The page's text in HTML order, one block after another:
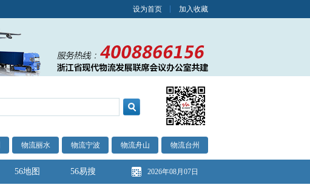
设为首页 加入收藏
物流丽水 物流宁波 物流舟山 物流台州
56地图 56易搜 2026年08月07日